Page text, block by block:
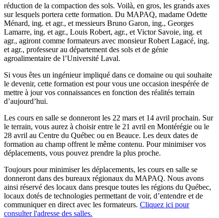
réduction de la compaction des sols. Voilà, en gros, les grands axes
sur lesquels portera cette formation. Du MAPAQ, madame Odette
Ménard, ing. et agr., et messieurs Bruno Garon, ing., Georges
Lamarre, ing. et agr., Louis Robert, agr., et Victor Savoie, ing. et
agr., agiront comme formateurs avec monsieur Robert Lagacé, ing.
et agr., professeur au département des sols et de génie
agroalimentaire de l’Université Laval.
Si vous êtes un ingénieur impliqué dans ce domaine ou qui souhaite
le devenir, cette formation est pour vous une occasion inespérée de
mettre à jour vos connaissances en fonction des réalités terrain
d’aujourd’hui.
Les cours en salle se donneront les 22 mars et 14 avril prochain. Sur
le terrain, vous aurez à choisir entre le 21 avril en Montérégie ou le
28 avril au Centre du Québec ou en Beauce. Les deux dates de
formation au champ offrent le même contenu. Pour minimiser vos
déplacements, vous pouvez prendre la plus proche.
Toujours pour minimiser les déplacements, les cours en salle se
donneront dans des bureaux régionaux du MAPAQ. Nous avons
ainsi réservé des locaux dans presque toutes les régions du Québec,
locaux dotés de technologies permettant de voir, d’entendre et de
communiquer en direct avec les formateurs. Cliquez ici pour
consulter l'adresse des salles.